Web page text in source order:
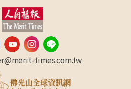
times.com.tw